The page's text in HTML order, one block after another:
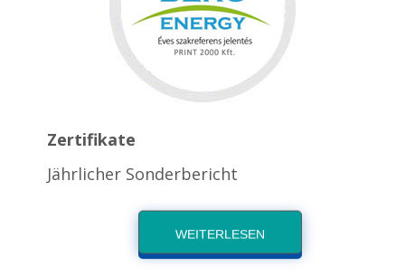
Zertifikate
Jährlicher Sonderbericht
WEITERLESEN